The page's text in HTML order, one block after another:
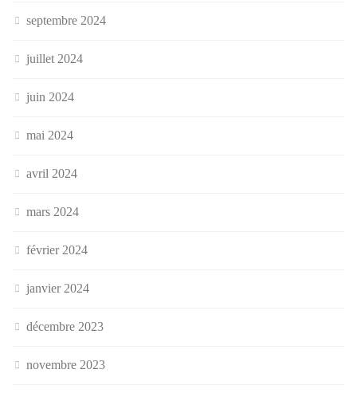
septembre 2024
juillet 2024
juin 2024
mai 2024
avril 2024
mars 2024
février 2024
janvier 2024
décembre 2023
novembre 2023